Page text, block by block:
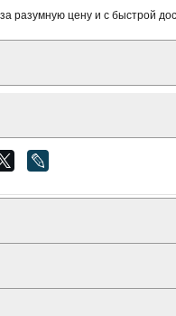
разумную цену и с быстрой